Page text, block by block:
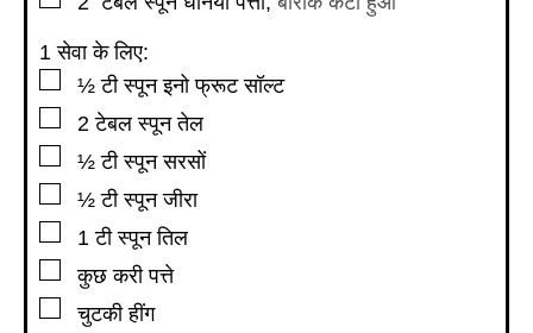
1 सेवा के लिए:
▢
½ टी स्पूनइनो फ्रूट सॉल्ट
▢
2 टेबल स्पूनतेल
▢
½ टी स्पूनसरसों
▢
½ टी स्पूनजीरा
▢
1 टी स्पूनतिल
▢
कुछ करी पत्ते
▢
चुटकी हींग